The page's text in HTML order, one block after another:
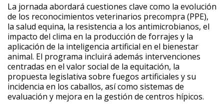
La jornada abordará cuestiones clave como la evolución
de los reconocimientos veterinarios precompra (PPE),
la salud equina, la resistencia a los antimicrobianos, el
impacto del clima en la producción de forrajes y la
aplicación de la inteligencia artificial en el bienestar
animal. El programa incluirá además intervenciones
centradas en el valor social de la equitación, la
propuesta legislativa sobre fuegos artificiales y su
incidencia en los caballos, así como sistemas de
evaluación y mejora en la gestión de centros hípicos.